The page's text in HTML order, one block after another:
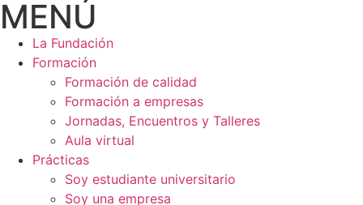
MENÚ
La Fundación
Formación
Formación de calidad
Formación a empresas
Jornadas, Encuentros y Talleres
Aula virtual
Prácticas
Soy estudiante universitario
Soy una empresa